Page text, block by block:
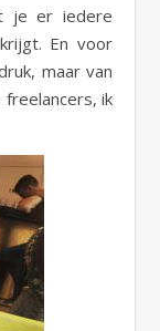
je er iedere
En voor
maar van
freelancers, ik